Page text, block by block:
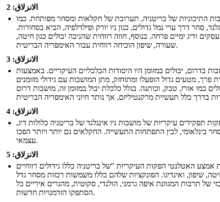
الانزلاق: 2
התיכוניות של בריטניה, תערובת של חקלאות ומסחר מפותחת. כמו
סחר דרך ערי נמל גדולים, כגון ניו יורק ופילדלפיה, הביא בסחורות.
עסקים ודיג ימיים פרחה. בנוסף, חווה רווחית שהניבה יבולים כגון חיטה,
שעורה, שיפון הוכיחה רווחית עבור האימפריה הבריטית.
الانزلاق: 3
בדרום, יבולים במזומן היו היסודות הכלכליים העיקריים. באמצעות
פרך, מטעים גדול הופעלו ומתוחזק, מתן המושבות עם גידולי מזומנים
כמו אורז, טבק, וכותנה. בגלל כלכלת יבול במזומן זה, מושבות דרום
الانزلاق: 4
תפקידים עיקריות של מושבות ניו אינגלנד של בריטניה כלולות דיג,
בינלאומי, לבין התפתחות התעשייה. החקלאים גם יותר ויותר הפכו
עצמאי.
الانزلاق: 5
אמצע האטלנטי הפקות העיקריות "של בריטניה כללו גידולים רווחיים
שיפון, ואינדיגו. הפונקציות שלהם כללו משמשות רכזות מסחר גדל
של תרבות המגוונת איפה גרמני, הולנדי, סקוטית, מהגרים איריים כל
הסתפקו הזדמנויות חדשות.